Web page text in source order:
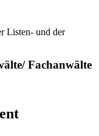
Listen- und der
Fachanwälte